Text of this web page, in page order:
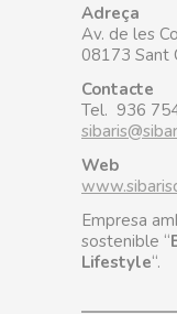
Adreça
Av. de les
08173 Sant
Contacte
Tel. 936
Web
Empresa
sostenible “
Lifestyle“.